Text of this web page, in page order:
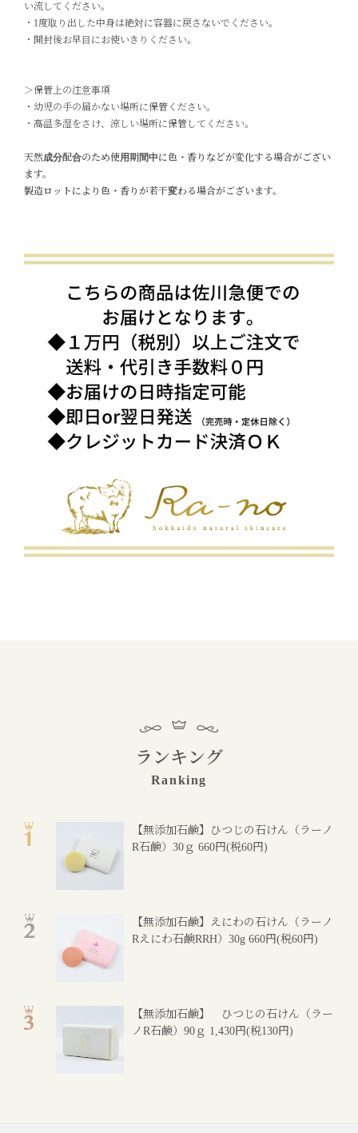
い流してください。
・1度取り出した中身は絶対に容器に戻さないでください。
・開封後お早目にお使いきりください。
＞保管上の注意事項
・幼児の手の届かない場所に保管ください。
・高温多湿をさけ、涼しい場所に保管してください。
天然成分配合のため使用期間中に色・香りなどが変化する場合がござい
ます。
製造ロットにより色・香りが若干変わる場合がございます。
ランキング
Ranking
【無添加石鹸】ひつじの石けん（ラーノ
R石鹸）30ｇ 660円(税60円)
【無添加石鹸】えにわの石けん（ラーノ
Rえにわ石鹸RRH）30g 660円(税60円)
【無添加石鹸】 ひつじの石けん（ラー
ノR石鹸）90ｇ 1,430円(税130円)